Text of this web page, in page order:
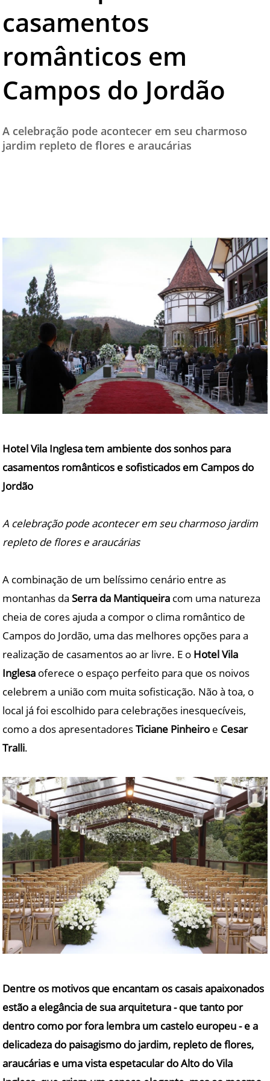
TESTADO E APROVADO
PARCEIROS
QUEM SOMOS - EQUIPE
CONTATO
casamentos
românticos em
Campos do Jordão
A celebração pode acontecer em seu charmoso
jardim repleto de flores e araucárias
Hotel Vila Inglesa tem ambiente dos sonhos para
casamentos românticos e sofisticados em Campos do
Jordão
A celebração pode acontecer em seu charmoso jardim
repleto de flores e araucárias
A combinação de um belíssimo cenário entre as
montanhas daSerra da Mantiqueira com uma natureza
cheia de cores ajuda a compor o clima romântico de
Campos do Jordão, uma das melhores opções para a
realização de casamentos ao ar livre. E o Hotel Vila
Inglesa oferece o espaço perfeito para que os noivos
celebrem a união com muita sofisticação. Não à toa, o
local já foi escolhido para celebrações inesquecíveis,
como a dos apresentadoresTiciane Pinheiro e Cesar
Tralli.
Dentre os motivos que encantam os casais apaixonados
estão a elegância de sua arquitetura - que tanto por
dentro como por fora lembra um castelo europeu - e a
delicadeza do paisagismo do jardim, repleto de flores,
araucárias e uma vista espetacular doAlto do Vila